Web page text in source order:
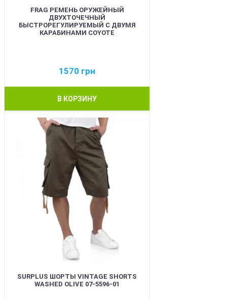
FRAG РЕМЕНЬ ОРУЖЕЙНЫЙ
ДВУХТОЧЕЧНЫЙ
БЫСТРОРЕГУЛИРУЕМЫЙ С ДВУМЯ
КАРАБИНАМИ COYOTE
1570 грн
В КОРЗИНУ
SURPLUS ШОРТЫ VINTAGE SHORTS
WASHED OLIVE 07-5596-01